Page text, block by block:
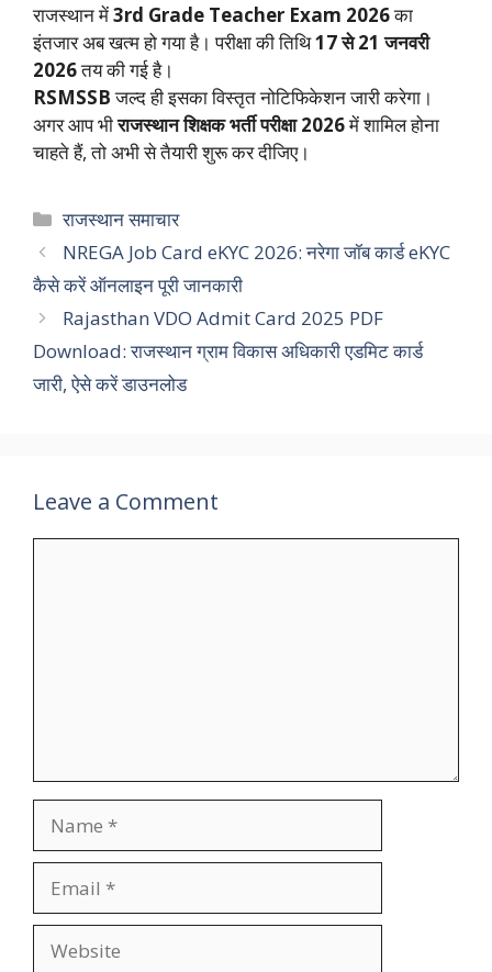
राजस्थान में3rd Grade Teacher Exam 2026का
इंतजार अब खत्म हो गया है। परीक्षा की तिथि17 से 21 जनवरी
2026तय की गई है।
RSMSSBजल्द ही इसका विस्तृत नोटिफिकेशन जारी करेगा।
अगर आप भीराजस्थान शिक्षक भर्ती परीक्षा 2026में शामिल होना
चाहते हैं, तो अभी से तैयारी शुरू कर दीजिए।
Categories
राजस्थान समाचार
NREGA Job Card eKYC 2026: नरेगा जॉब कार्ड eKYC
कैसे करें ऑनलाइन पूरी जानकारी
Rajasthan VDO Admit Card 2025 PDF
Download: राजस्थान ग्राम विकास अधिकारी एडमिट कार्ड
जारी, ऐसे करें डाउनलोड
Leave a Comment